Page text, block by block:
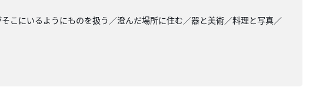
こにいるようにものを扱う／澄んだ場所に住む／器と美術／料理と写真／